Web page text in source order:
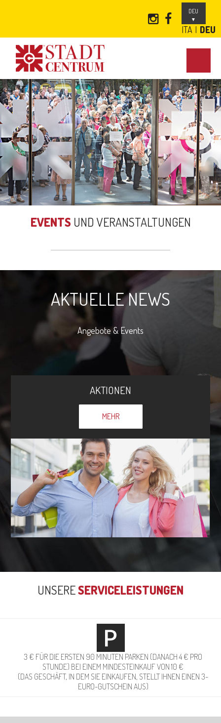
DEU
ITA DEU
EVENTS UND VERANSTALTUNGEN
AKTUELLE NEWS
Angebote & Events
AKTIONEN
MEHR
UNSERESERVICELEISTUNGEN
3 € FÜR DIE ERSTEN 90 MINUTEN PARKEN (DANACH 4 € PRO
STUNDE) BEI EINEM MINDESTEINKAUF VON 10 €
(DAS GESCHÄFT, IN DEM SIE EINKAUFEN, STELLT IHNEN EINEN 3-
EURO-GUTSCHEIN AUS)